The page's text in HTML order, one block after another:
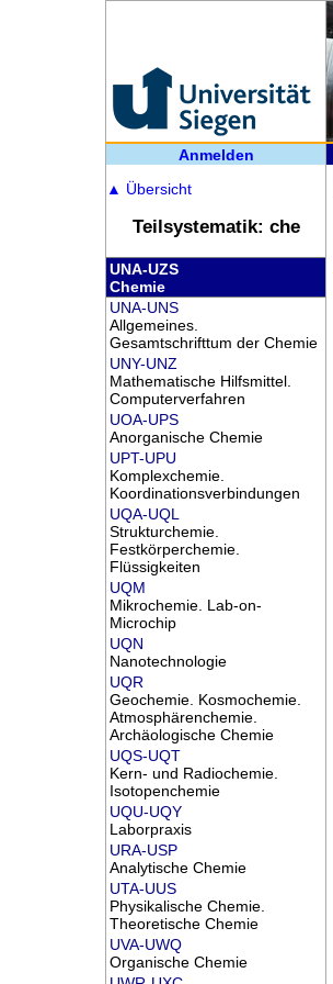
Anmelden
▲ Übersicht
Teilsystematik: che
UNA-UZS
Chemie
UNA-UNS
Allgemeines.
Gesamtschrifttum der Chemie
UNY-UNZ
Mathematische Hilfsmittel.
Computerverfahren
UOA-UPS
Anorganische Chemie
UPT-UPU
Komplexchemie.
Koordinationsverbindungen
UQA-UQL
Strukturchemie.
Festkörperchemie.
Flüssigkeiten
UQM
Mikrochemie. Lab-on-
Microchip
UQN
Nanotechnologie
UQR
Geochemie. Kosmochemie.
Atmosphärenchemie.
Archäologische Chemie
UQS-UQT
Kern- und Radiochemie.
Isotopenchemie
UQU-UQY
Laborpraxis
URA-USP
Analytische Chemie
UTA-UUS
Physikalische Chemie.
Theoretische Chemie
UVA-UWQ
Organische Chemie